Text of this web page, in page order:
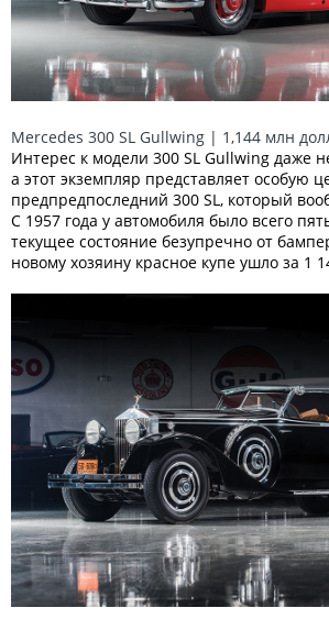
Mercedes 300 SL Gullwing | 1,144 млн
Интерес к модели 300 SL Gullwing даже
а этот экземпляр представляет особую
предпредпоследний 300 SL, который
С 1957 года у автомобиля было всего
текущее состояние безупречно от
новому хозяину красное купе ушло за 1